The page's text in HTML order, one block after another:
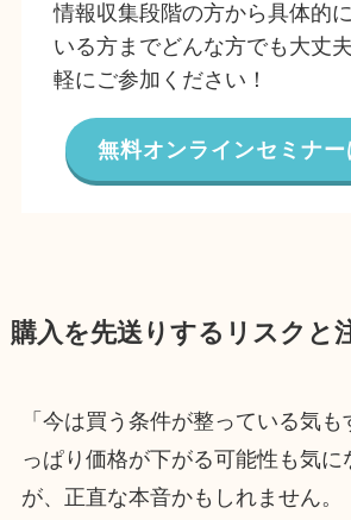
情報収集段階の方から具体的
いる方までどんな方でも大丈
軽にご参加ください！
無料オンラインセミナー
購入を先送りするリスクと
「今は買う条件が整っている気
っぱり価格が下がる可能性も気に
が、正直な本音かもしれません。